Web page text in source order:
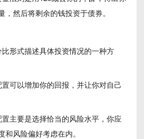
，然后将剩余的钱投资于债券。
形式描述具体投资情况的一种方
可以增加你的回报，并让你对自己
主要是选择恰当的风险水平，你应
风险偏好考虑在内。